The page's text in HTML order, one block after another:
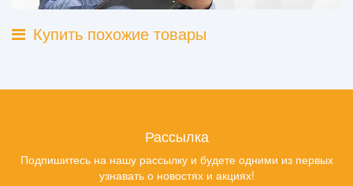
Купить похожие товары
Рассылка
Подпишитесь на нашу рассылку и будете одними из первых
узнавать о новостях и акциях!